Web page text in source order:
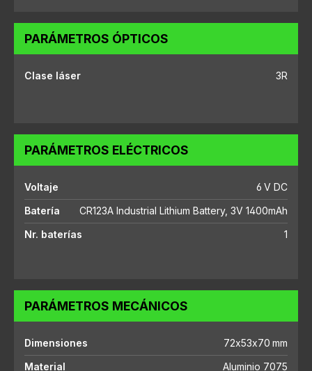
PARÁMETROS ÓPTICOS
Clase láser 3R
PARÁMETROS ELÉCTRICOS
Voltaje
6 V DC
Batería
CR123A Industrial Lithium Battery, 3V 1400mAh
Nr. baterías
1
PARÁMETROS MECÁNICOS
Dimensiones
72x53x70 mm
Material
Aluminio 7075